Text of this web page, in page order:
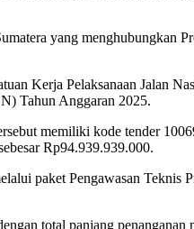
yang
Kerja Pelaksanaan Jalan
Tahun Anggaran 2025.
memiliki kode tender
Rp94.939.939.000.
paket Pengawasan
total panjang